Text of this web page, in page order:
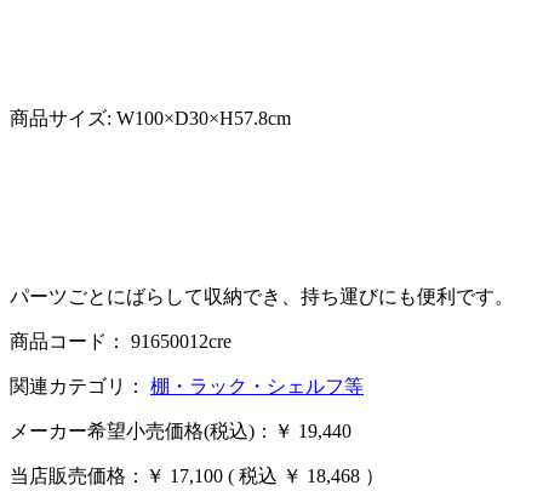
商品サイズ: W100×D30×H57.8cm
パーツごとにばらして収納でき、持ち運びにも便利です。
商品コード： 91650012cre
関連カテゴリ： 棚・ラック・シェルフ等
メーカー希望小売価格(税込)：￥ 19,440
当店販売価格： ￥ 17,100 ( 税込 ￥ 18,468 ）